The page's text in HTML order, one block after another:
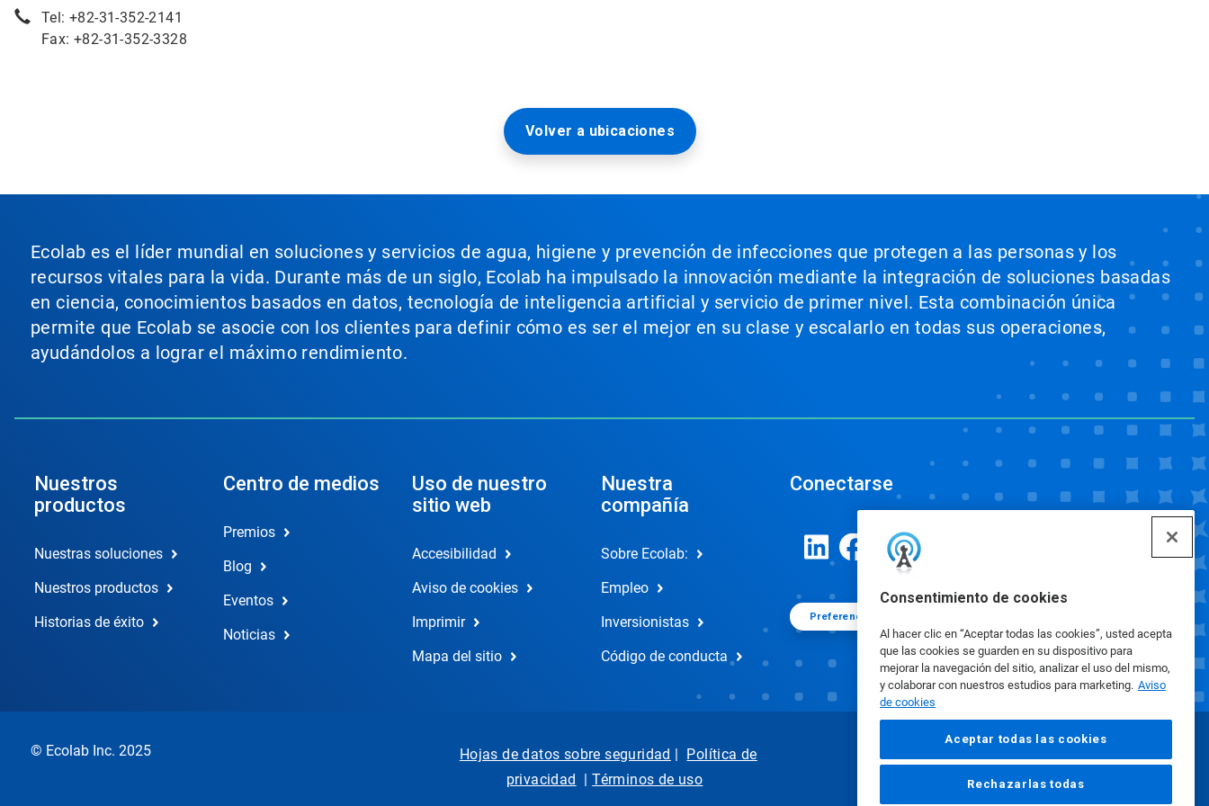
Consentimiento de cookies
Al hacer clic en “Aceptar todas las cookies”, usted acepta
que las cookies se guarden en su dispositivo para
mejorar la navegación del sitio, analizar el uso del mismo,
y colaborar con nuestros estudios para marketing. Aviso
de cookies
Aceptar todas las cookies
Rechazarlas todas
Tel: +82-31-352-2141
Fax: +82-31-352-3328
Volver a ubicaciones
Ecolab es el líder mundial en soluciones y servicios de agua, higiene y prevención de infecciones que protegen a las personas y los
recursos vitales para la vida. Durante más de un siglo, Ecolab ha impulsado la innovación mediante la integración de soluciones basadas
en ciencia, conocimientos basados en datos, tecnología de inteligencia artificial y servicio de primer nivel. Esta combinación única
permite que Ecolab se asocie con los clientes para definir cómo es ser el mejor en su clase y escalarlo en todas sus operaciones,
ayudándolos a lograr el máximo rendimiento.
Nuestros
productos
Nuestras soluciones
Nuestros productos
Historias de éxito
Centro de medios
Premios
Blog
Eventos
Noticias
Uso de nuestro
sitio web
Accesibilidad
Aviso de cookies
Imprimir
Mapa del sitio
Nuestra
compañía
Sobre Ecolab:
Empleo
Inversionistas
Código de conducta
Conectarse
Preferencias de cookies
© Ecolab Inc. 2025 Hojas de datos sobre seguridad | Política de
privacidad |Términos de uso